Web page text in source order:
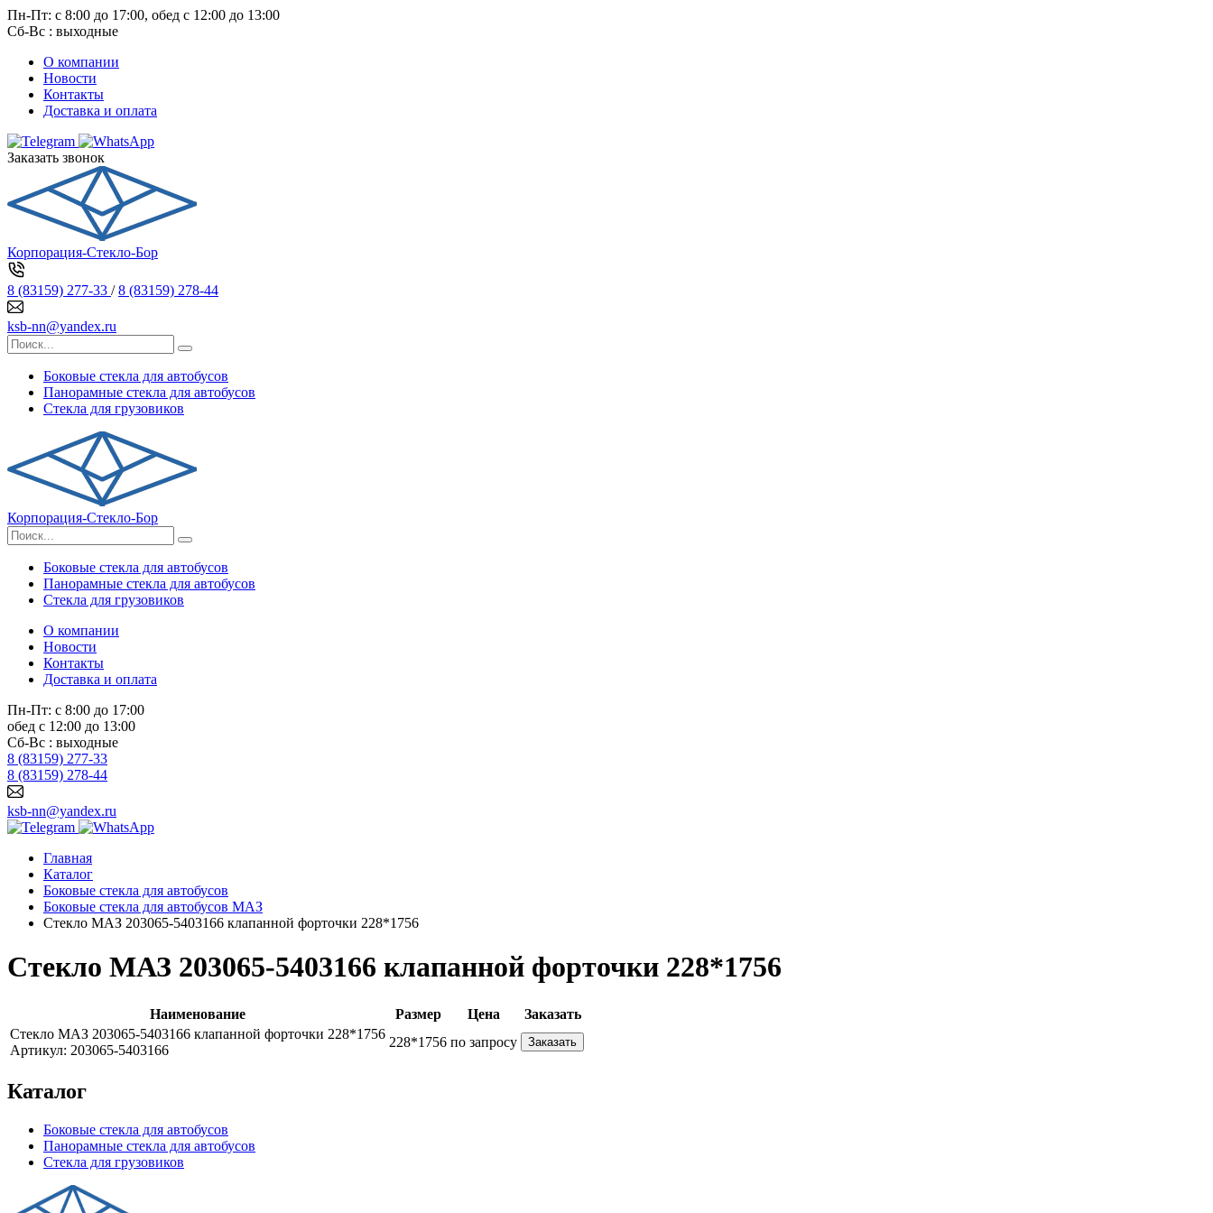
Пн-Пт: с 8:00 до 17:00, обед с 12:00 до 13:00
Сб-Вс : выходные
О компании
Новости
Контакты
Доставка и оплата
Заказать звонок
Корпорация-Стекло-Бор
8 (83159) 277-33 /8 (83159) 278-44
ksb-nn@yandex.ru
Боковые стекла для автобусов
Панорамные стекла для автобусов
Стекла для грузовиков
Корпорация-Стекло-Бор
Боковые стекла для автобусов
Панорамные стекла для автобусов
Стекла для грузовиков
О компании
Новости
Контакты
Доставка и оплата
Пн-Пт: с 8:00 до 17:00
обед с 12:00 до 13:00
Сб-Вс : выходные
8 (83159) 277-33
8 (83159) 278-44
ksb-nn@yandex.ru
Главная
Каталог
Боковые стекла для автобусов
Боковые стекла для автобусов МАЗ
Стекло МАЗ 203065-5403166 клапанной форточки 228*1756
Стекло МАЗ 203065-5403166 клапанной форточки 228*1756
Наименование Размер Цена
Заказать
Стекло МАЗ 203065-5403166 клапанной форточки 228*1756
Артикул: 203065-5403166
228*1756 по запросу Заказать
Каталог
Боковые стекла для автобусов
Панорамные стекла для автобусов
Стекла для грузовиков